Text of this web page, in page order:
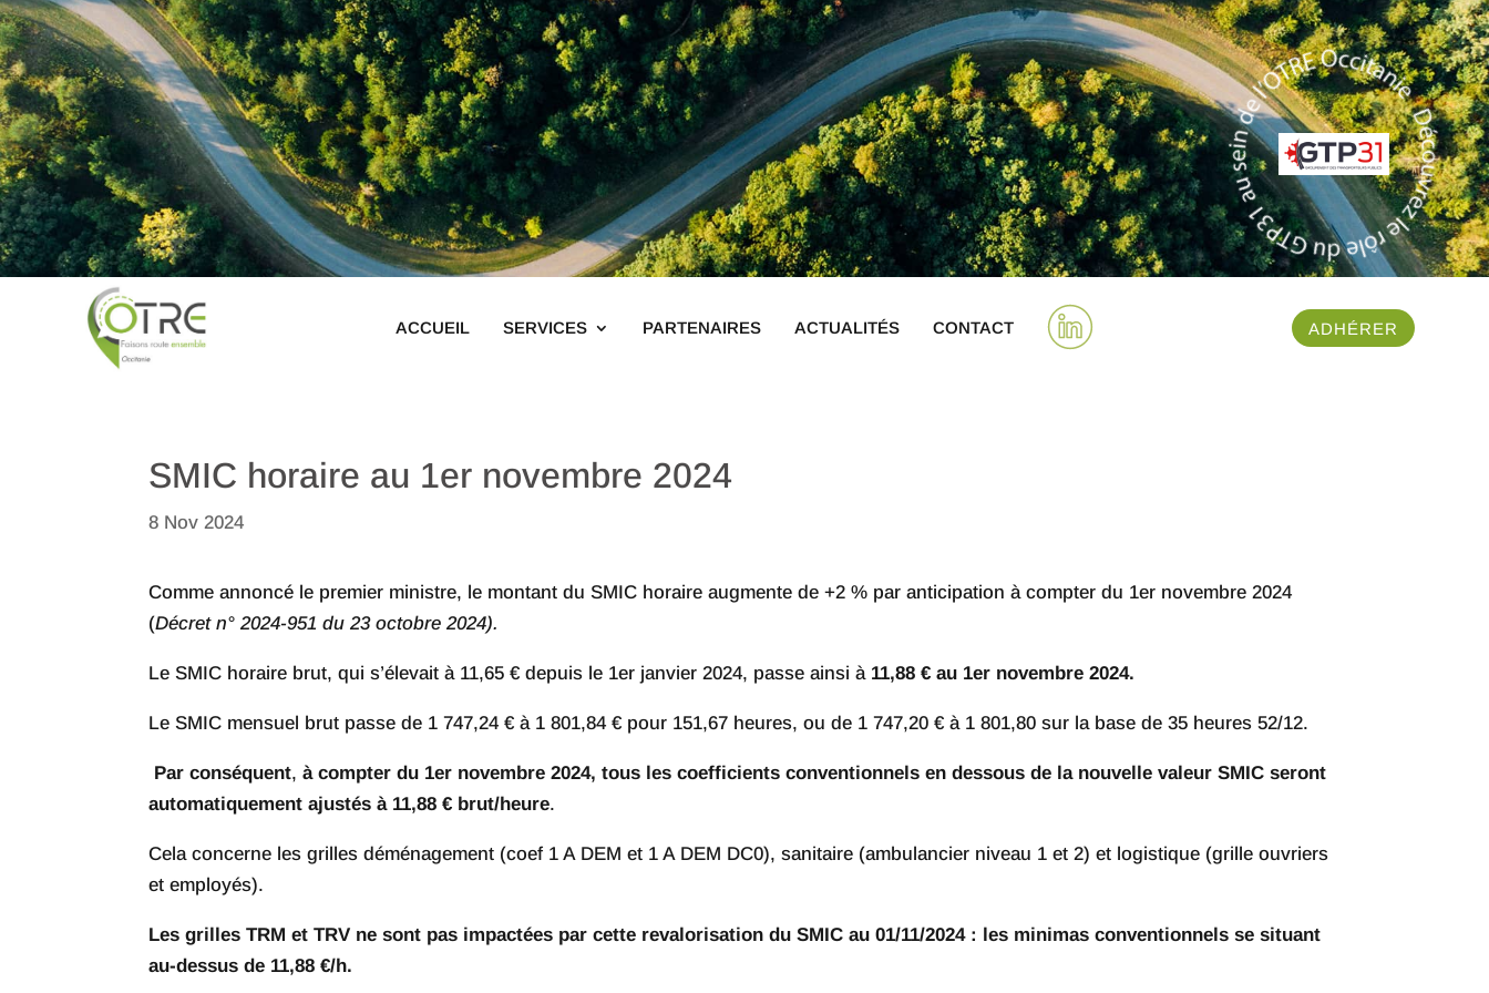
ACCUEIL SERVICES PARTENAIRES ACTUALITÉS CONTACT ADHÉRER
SMIC horaire au 1er novembre 2024
8 Nov 2024
Comme annoncé le premier ministre, le montant du SMIC horaire augmente de +2 % par anticipation à compter du 1er novembre 2024
(Décret n° 2024-951 du 23 octobre 2024).
Le SMIC horaire brut, qui s’élevait à 11,65 € depuis le 1er janvier 2024, passe ainsi à 11,88 € au 1er novembre 2024.
Le SMIC mensuel brut passe de 1 747,24 € à 1 801,84 € pour 151,67 heures, ou de 1 747,20 € à 1 801,80 sur la base de 35 heures 52/12.
Par conséquent,à compter du 1er novembre 2024, tous les coefficients conventionnels en dessous de la nouvelle valeur SMIC seront
automatiquement ajustés à 11,88 € brut/heure.
Cela concerne les grilles déménagement (coef 1 A DEM et 1 A DEM DC0), sanitaire (ambulancier niveau 1 et 2) et logistique (grille ouvriers
et employés).
Les grilles TRM et TRV ne sont pas impactées par cette revalorisation du SMIC au 01/11/2024 : les minimas conventionnels se situant
au-dessus de 11,88 €/h.